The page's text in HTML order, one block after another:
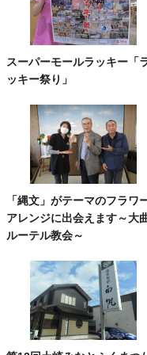
スーパーモールラッキー「
ッキー祭り」
「縄文」がテーマのフラワ
アレンジに出会えます～大
ルーテル教会～